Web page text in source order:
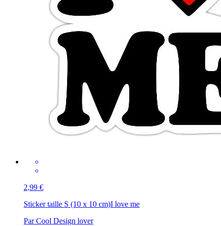
2,99 €
Sticker taille S (10 x 10 cm)I love me
Par Cool Design lover